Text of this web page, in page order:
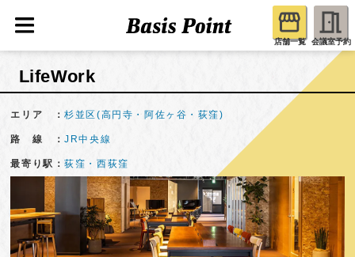
店舗一覧 会議室予約
LifeWork
エリア ：杉並区(高円寺・阿佐ヶ谷・荻窪)
路 線 ：JR中央線
最寄り駅：荻窪・西荻窪